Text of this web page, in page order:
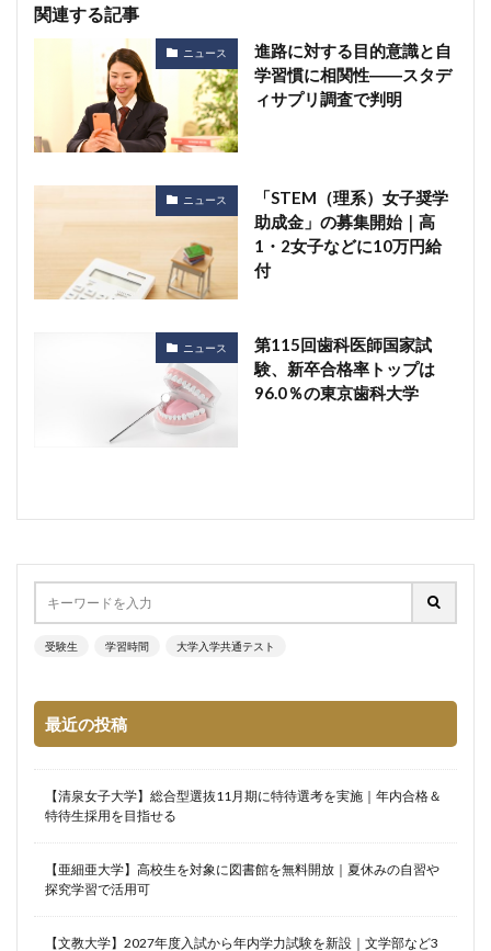
関連する記事
ニュース
進路に対する目的意識と自
学習慣に相関性――スタデ
ィサプリ調査で判明
ニュース
「STEM（理系）女子奨学
助成金」の募集開始｜高
1・2女子などに10万円給
付
ニュース
第115回歯科医師国家試
験、新卒合格率トップは
96.0％の東京歯科大学
受験生 学習時間 大学入学共通テスト
最近の投稿
【清泉女子大学】総合型選抜11月期に特待選考を実施｜年内合格＆
特待生採用を目指せる
【亜細亜大学】高校生を対象に図書館を無料開放｜夏休みの自習や
探究学習で活用可
【文教大学】2027年度入試から年内学力試験を新設｜文学部など3